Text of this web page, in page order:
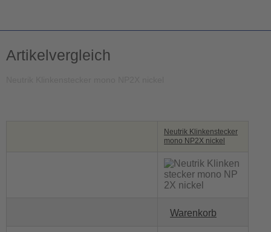
Artikelvergleich
Neutrik Klinkenstecker
mono NP2X nickel
Warenkorb